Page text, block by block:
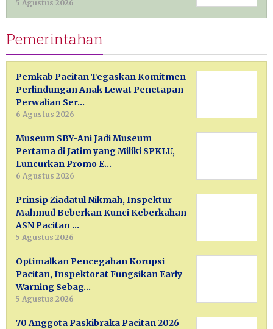
5 Agustus 2026
Pemerintahan
Pemkab Pacitan Tegaskan Komitmen
Perlindungan Anak Lewat Penetapan
Perwalian Ser…
6 Agustus 2026
Museum SBY-Ani Jadi Museum
Pertama di Jatim yang Miliki SPKLU,
Luncurkan Promo E…
6 Agustus 2026
Prinsip Ziadatul Nikmah, Inspektur
Mahmud Beberkan Kunci Keberkahan
ASN Pacitan …
5 Agustus 2026
Optimalkan Pencegahan Korupsi
Pacitan, Inspektorat Fungsikan Early
Warning Sebag…
5 Agustus 2026
70 Anggota Paskibraka Pacitan 2026